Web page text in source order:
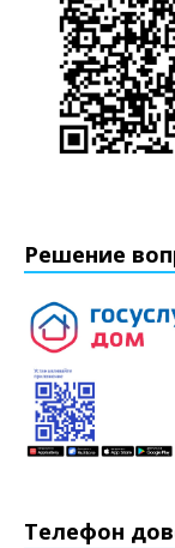
Решение
Телефон